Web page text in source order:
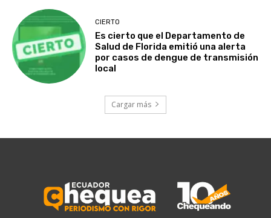
CIERTO
Es cierto que el Departamento de
Salud de Florida emitió una alerta
por casos de dengue de transmisión
local
Cargar más